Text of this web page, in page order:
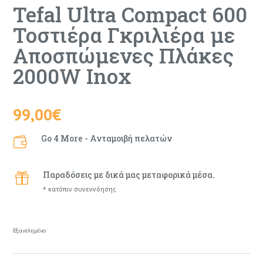
Tefal Ultra Compact 600
Τοστιέρα Γκριλιέρα με
Αποσπώμενες Πλάκες
2000W Inox
99,00€
 Go 4 More - Ανταμοιβή πελατών
 Παραδόσεις με δικά μας μεταφορικά μέσα.
* κατόπιν συνεννόησης
Εξαντλημένο